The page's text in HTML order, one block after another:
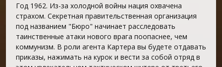
Год 1962. Из-за холодной войны нация охвачена
страхом. Секретная правительственная организация
под названием "Бюро" начинает расследовать
таинственные атаки нового врага поопаснее, чем
коммунизм. В роли агента Картера вы будете отдавать
приказы, нажимать на курок и вести за собой отряд в